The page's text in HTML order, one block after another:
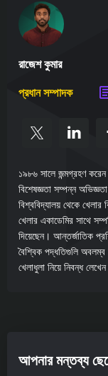
রাজেশ কুমার
প্রধান সম্পাদক
১৯৮৬ সালে জন্মগ্রহণ
বিশেষজ্ঞতা সম্পন্ন
বিশ্ববিদ্যালয় থেকে খেলার
খেলার একাডেমির সাথে
দিয়েছেন। আন্তর্জাতিক
বৈশ্বিক পদ্ধতিগুলি অবলম্ব
খেলাধুলা নিয়ে নিবন্ধ
আপনার মন্তব্য